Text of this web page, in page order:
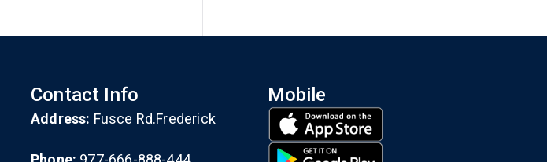
Contact Info
Address: Fusce Rd.Frederick
Mobile